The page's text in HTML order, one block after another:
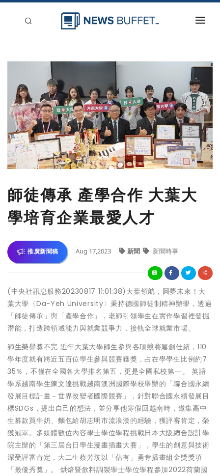
新聞稿分類
刊登
師徒傳承 產學合作 大葉大
學培育企業最愛人才
推廣新聞稿 Aug 17,2023 新聞 新聞時事
(中央社訊息服務20230817 11:01:38)大葉領航，圓夢未來！大
葉大學〈Da-Yeh University〉秉持德國師徒制精神辦學，透過
「師徒傳承」與「產學合作」，老師引領學生在實作學習裡發掘
潛能，打造跨領域能力與就業競爭力，接軌全球就業市場。
師生榮譽獎不完 近年大葉大學師生參與各項競賽屢創佳績，110
學年度就有將近五百位學生參與競賽獲獎，占在學學生比例約7.
35％，不僅在全國各大學排名第五，更是全國私校第一。 英語
學系越南學生陳文達挑戰越南澳洲國際學校舉辦的「聯合國永續
發展目標計畫－世界改變者國際競賽」，針對聯合國永續發展目
標SDGs，提出自己的想法，並分享他寒假回越南時，邀集高中
生募款買牛奶、麵包給胡志明市流浪漢的經驗，獲評審肯定，榮
獲冠軍。多媒體數位內容學士學位學程挑戰日本大阪總合設計學
院主辦的「第三屆台日學生漫畫插畫大賽」，學生的創意與技術
深受評審肯定，大二生蔡芳玟以「佔有」勇奪插畫組金獎獎項
「最優秀獎」。 烘焙暨飲料調製學士學位學程參加2022荷蘭國